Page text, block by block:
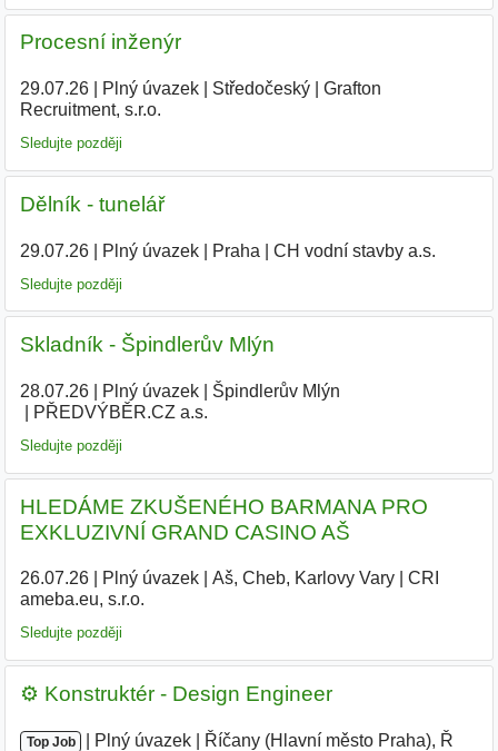
Procesní inženýr
29.07.26| Plný úvazek| Středočeský|
Grafton
Recruitment, s.r.o.
Sledujte později
Dělník - tunelář
29.07.26| Plný úvazek| Praha CH vodní stavby a.s.
Sledujte později
Skladník - Špindlerův Mlýn
28.07.26| Plný úvazek| Špindlerův Mlýn
PŘEDVÝBĚR.CZ a.s.
Sledujte později
HLEDÁME ZKUŠENÉHO BARMANA PRO
EXKLUZIVNÍ GRAND CASINO AŠ
26.07.26| Plný úvazek| Aš, Cheb, Karlovy Vary|
CRI
ameba.eu, s.r.o.
Sledujte později
⚙️ Konstruktér - Design Engineer
Top Job Plný úvazek Říčany (Hlavní město Praha), Ř